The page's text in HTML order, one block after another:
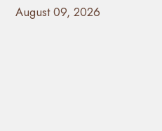
August 09, 2026